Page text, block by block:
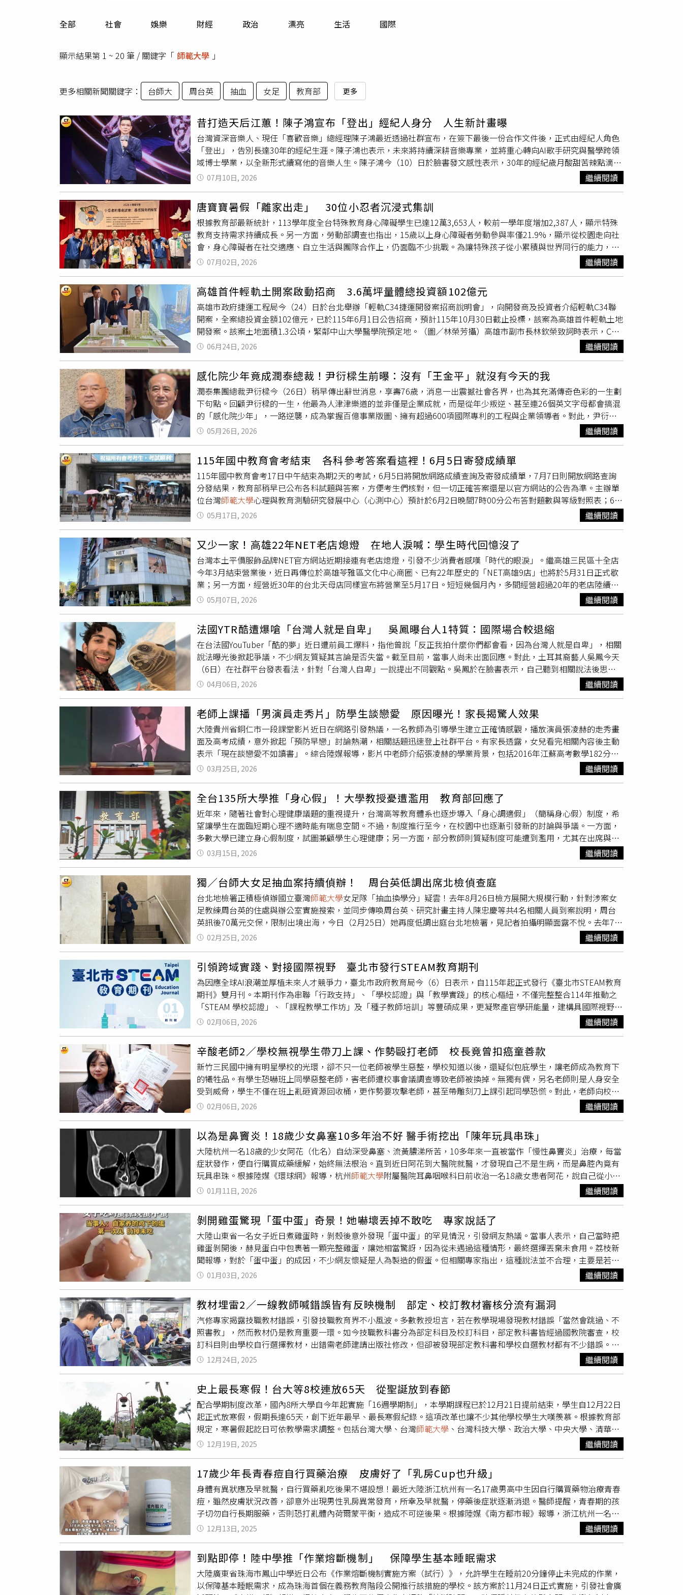
運勢
全部 社會 娛樂 財經 政治 漂亮 生活 國際
顯示結果第 1 ~ 20 筆 / 關鍵字「 師範大學 」
更多相關新聞關鍵字： 台師大 周台英 抽血 女足 教育部 更多
昔打造天后江蕙！陳子鴻宣布「登出」經紀人身分 人生新計畫曝
台灣資深音樂人、現任「喜歡音樂」總經理陳子鴻最近透過社群宣布，在簽下最後一份合作文件後，正式由經紀人角色
「登出」，告別長達30年的經紀生涯。陳子鴻也表示，未來將持續深耕音樂專業，並將重心轉向AI歌手研究與醫學跨領
域博士學業，以全新形式續寫他的音樂人生。陳子鴻今（10）日於臉書發文感性表示，30年的經紀歲月酸甜苦辣點滴在
心頭，最令他自豪的是，在複雜的演藝圈環境中，合作過上百位藝人，但從未與藝人、任何合作方發生過糾紛，更遑論
對簿公堂，自問對得起所有人。如今卸下重擔，陳子鴻坦言只想徹底遠離是非，全心投入自認有意義且對社會有幫助的
《中時新聞網》報導，陳子鴻接下來的人生計畫，展現對科技領域的濃厚興趣，透露目前正積極投入「AI歌手」領域的
研究；他認為人工智慧在音樂界的未來發展型態仍是未知數，現階段的「虛擬藝人」僅是邁向新時代的一小步，科技與
音樂結合仍有許多未知領域，還有更多可能性值得產業界深入探討與挖掘。除了前瞻科技探索，陳子鴻還跨足醫學界，
目前正就讀陽明交通大學跨領域醫學博士學程，準備專攻腦神經科學，研究「音樂治療」的實質應用；他表示，年輕時
做音樂是為了讓更多人聽見、帶來正面意義，如今到了全新的人生階段，他則轉而思考如何利用音樂專業幫助社會，期
盼透過科學實證讓音樂發揮關懷與療癒大眾的功效。雖然正式告別30年的經紀人職務，但陳子鴻強調自己依然是「喜歡
音樂」的總經理，並會繼續在台灣師範大學
授課。另外，陳子鴻堅定表示，不管做什麼都不會離開音樂，未來只要是跟
音樂相關、能發揮專業價值的事，自己絕不會缺席，將以「玩想玩的音樂，教想教的學生，讀想讀的書」為目標，繼續
以身為音樂人為榮。
07月10日, 2026 繼續閱讀
唐寶寶暑假「離家出走」 30位小忍者沉浸式集訓
根據教育部最新統計，113學年度全台特殊教育身心障礙學生已達12萬3,653人，較前一學年度增加2,387人，顯示特殊
教育支持需求持續成長。另一方面，勞動部調查也指出，15歲以上身心障礙者勞動參與率僅21.9%，顯示從校園走向社
會，身心障礙者在社交適應、自立生活與團隊合作上，仍面臨不少挑戰。為讓特殊孩子從小累積與世界同行的能力，唐
氏症基金會與唐氏症關愛者協會攜手國立臺灣
特殊教育學系，於7月2日至5日推出「小忍者的傳奇試煉：尋找
失落忍術」2026小唐夏令營，透過真實互動練習表達、團體合作與生活自理。夏令營跳脫傳統營隊模式，以深受孩子喜
愛的忍者故事為主軸，設計完整劇情。小忍者們必須完成「七彩煙霧彈大考驗」等多項任務，收集四大神器，喚醒失落
秘笈，拯救忍者村。不同於一般營隊著重娛樂安排，這場夏令營其實是一場「真實生活的模擬練習」。協會從過往服務
經驗中發現，對唐氏症者而言，「情境式學習」比單純口頭教導更有效。當孩子實際進入團隊、面對衝突、等待順序、
共同完成任務時，更能把學到的社交技巧延伸到未來生活中。本次營隊由55位台師大特教系學生擔任一對一輔導員，全
程陪伴學員生活、活動與安全照顧，並透過實際觀察與互動，學習如何提供適切支持；而中美嘉吉股份有限公司也長期
力挺「小唐夏令營」，今年再度挹注資源，陪伴孩子勇敢挑戰四天三夜外宿生活；蕙心國際同濟會持續關懷唐氏症家
庭，特別準備結業禮物，鼓勵孩子帶著自信迎接成長。唐氏症基金會董事長林正俠表示，有企業夥伴的支持，才能一起
為家庭撐起更穩固的守護網。唐氏症者需要的不只是被照顧，更需要被相信、被賦予參與社會的機會。只要社會願意提
供適合的支持，每一位孩子都能成為守護自己人生的勇敢忍者。唐氏症關愛者協會理事長林美智也指出，許多家長一年
365天幾乎沒有休息時間，這四天三夜的營隊，除了讓孩子增加多元的生活體驗，也成功扮演了「神隊友」的角色，讓
主要照顧者能暫時放下緊繃壓力，抒解家庭長期的照顧負荷。
07月02日, 2026 繼續閱讀
高雄首件輕軌土開案啟動招商 3.6萬坪量體總投資額102億元
高雄市政府捷運工程局今（24）日於台北舉辦「輕軌C34捷運開發案招商說明會」，向開發商及投資者介紹輕軌C34聯
開案，全案總投資金額102億元，已於115年6月1日公告招商，預計115年10月30日截止投標，該案為高雄首件輕軌土地
開發案。該案土地面積1.3公頃，緊鄰中山大學醫學院預定地。（圖／林榮芳攝）高雄市副市長林欽榮致詞時表示，C34
捷運開發案原本是國際商工舊址，退場後市府推動轉型開發，基地面積2.96公頃，位處高雄核心市區重要節點，南側1.3
公頃土地規劃為捷運聯合開發區，緊鄰北側1.47公頃中山大學醫學院預定地，預計117年動工，123年完工，每年將引進
有1,000個師生。林欽榮也特別提到，高雄輕軌曾於107年停頓不做，一直發展到114年共有1,333萬人次搭乘，使得高雄
市府近期積極加碼70多億元預算購置輕軌。以前高雄不做公辦都更或TOD案，但這些年大力招商引資，近5年高雄捷運
系統運量成長128%，捷運場站周邊成功招商11案，TOD軌道經濟投資金額近1,500億元，該案則為高雄首件輕軌土地開
發案。負責該案招商的仲量聯行董事總經理侯文信也表示，近年發展南方大矽谷核心高雄智慧科技城，吸引台積電、日
月光、華邦電、仁寶等多家高科技產業投資高雄，超過340家國內外企業進駐亞灣科技園區，高雄已連續4年蟬聯全國招
商王，促參類、民參類引資金額已破3400億元。高雄市捷運局局長吳嘉昌對此案也補充表示，本案除緊鄰輕軌C34站
等教育與醫療資源，區位條件優越，未來中
山大學醫學院進駐後，將進一步串聯醫療院所、長照產業及學術研究能量，形成完整的健康照護產業聚落，帶動產學研
合作與創新技術研發。本案土地面積1.3公頃，以全區整體開發為原則，亦得提出分期開發計畫，基地容積率630%，預
估可創造約3.6萬坪開發量體（不含停車空間），總投資金額約102億元。本案基地可規劃住宅、商辦、醫療服務、研發
空間及生活支援設施等多元機能，打造兼具工作、居住、教育與醫療服務的複合型智慧社區。
06月24日, 2026 繼續閱讀
感化院少年竟成潤泰總裁！尹衍樑生前曝：沒有「王金平」就沒有今天的我
潤泰集團總裁尹衍樑今（26日）稍早傳出辭世消息，享壽76歲，消息一出震撼社會各界，也為其充滿傳奇色彩的一生劃
下句點。回顧尹衍樑的一生，他最為人津津樂道的並非僅是企業成就，而是從年少叛逆、甚至連26個英文字母都會搞混
的「感化院少年」，一路逆襲，成為掌握百億事業版圖、擁有超過600項國際專利的工程與企業領導者。對此，尹衍樑
生前也曾透露，若沒有當年前立法院院長王金平的開導，就不會有後來的自己。據《民視新聞網》報導，尹衍樑青少年
時期極為叛逆，約14至16歲時便在台北街頭逞兇鬥狠。1964年10月14日，因父親長期管教無效，決定將他送往彰化
「進德中學」（現為彰化
校區）接受軍事化管訓。該校當時性質類似少年感化機構，專門收容行為偏差青少
年。據他生前回憶，他是當時全校第一個報到的學生，但第一晚就因在報到當天與同學衝突打架，被警察帶回派出所，
並遭皮帶鞭打懲戒，之後還成為校內第一個被處罰、甚至遭到禁閉的學生。在那段時期，他坦言自己學業很差，26個英
文字母都無法正確辨識，在師長眼中幾乎是「無可救藥」的邊緣少年。命運的轉折發生在感化院環境中，他遇見剛自師
大畢業、初任教職的數學老師王金平。國中三年級時，他因在校外打架受重傷，全身是血跑到王金平宿舍求助。對方並
未責罵或通報，而是先為他清理與包紮傷口，在照護過程中語重心長地提醒他「身體髮膚受之父母」，不應輕易傷害自
己。王金平當時也點出關鍵，直指他打架的動機其實是為了引起注意，並勸誡若能透過讀書與正當行為建立自我價值，
自然會獲得他人的尊重與認同，而非依靠暴力。這段談話深深觸動尹衍樑，加上他看到父親趕到時的痛心神情，讓他開
始徹底反思並決定改變人生方向。自此之後，王金平開始系統性地教導他新式數學，並要求他每日背誦3個英文單字。
在長期引導與自我努力下，尹衍樑逐步建立學術基礎，最終一路苦讀，後來報考政大博士班時，英文成績考出61分，遠
高於當年錄取平均約31分，並取得企業管理博士學位，成功逆轉人生。進入企業領域後，他將過去的衝勁轉化為工程與
研發動能，對土木工程展現高度熱情，主導研發包括「預鑄工法」與「一筆箍」等多項耐震專利技術，累積超過600項
國際專利。他也獲得俄羅斯工程院院士榮譽，成為首位獲此肯定的台灣人，並協助建構台積電晶圓廠等高精密廠房工
程，支撐台灣半導體產業發展。在企業布局方面，他先後創立大潤發體系，並入主南山人壽，逐步建立橫跨零售與金融
的商業版圖。2012年，他仿效諾貝爾獎精神創設唐獎，聚焦永續發展、生技醫藥等4大領域，旨在表彰對人類具有重大
貢獻的學者與研究者，進一步提升台灣在國際學術與文化領域的能見度。此外，他也以感念之心回饋師恩，以王金平名
義在彰化師範大學設立獎學金，延續當年改變他人生的教育力量。隨著集團進入二代接班階段，這位以強烈個性與工程
實力著稱的企業家雖已謝幕，但其從感化院少年一路走向國際工程與公益殿堂的歷程，仍被視為台灣企業史上極具代表
性的人生逆襲典範。
05月26日, 2026 繼續閱讀
115年國中教育會考結束 各科參考答案看這裡！6月5日寄發成績單
115年國中教育會考17日中午結束為期2天的考試，6月5日將開放網路成績查詢及寄發成績單，7月7日則開放網路查詢
分發結果，教育部稍早已公布各科試題與答案，方便考生們核對，但一切正確答案還是以官方網站的公告為準。主辦單
位台灣師範大學心理與教育測驗研究發展中心（心測中心）預計於6月2日晚間7時00分公布答對題數與等級對照表；6月
5日開放網路成績查詢及寄發成績單，6月7日至8日開放申請成績複查。教育部也說明，如對試題有疑義，請於115年5月
師範大學心理
與教育測驗研究發展中心」辦理，所有疑義申請結果預計將在5月22日公布。國中教育會考的目的是檢測國中3年的學習
成果，難易度為「難易適中」，並屬標準參照測驗，每一科目成績分為「精熟」、「基礎」及「待加強」3個等級，藉
由各科成績等級減少來達到適度減低考試壓力的目的；透過標準參照的作法達到學力監控與提供具體學力訊息的目標。
教育部公布115年國中會考各科參考答案。（圖／教育部）教育部公布115年國中會考各科參考答案。（圖／教育部）
05月17日, 2026 繼續閱讀
又少一家！高雄22年NET老店熄燈 在地人淚喊：學生時代回憶沒了
台灣本土平價服飾品牌NET官方網站近期接連有老店熄燈，引發不少消費者感嘆「時代的眼淚」。繼高雄三民區十全店
今年3月結束營業後，近日再傳位於高雄苓雅區文化中心商圈、已有22年歷史的「NET高雄9店」也將於5月31日正式歇
業；另一方面，經營近30年的台北天母店同樣宣布將營業至5月17日。短短幾個月內，多間經營超過20年的老店陸續熄
燈，也讓不少老顧客直呼，「從小逛到大的NET真的一間間消失了。」位於高雄文化中心附近、鄰近高雄
師範大學的
NET高雄9店，自2004年開業至今，已陪伴在地居民超過22年。近期有民眾發現，店門口悄悄貼出公告，寫著「本店營
業至5月31日」，並提醒消費者未來可轉往大順店、十二店與十五店購物。消息曝光後立刻在網路掀起討論，一名網友
就在Threads發文驚呼，「苓雅區廣州街這間NET，在我家附近超過20年了耶！」許多高雄在地人也紛紛留言表示，
「這間歷史超久了」、「學生時代超常逛」、「文化中心商圈又少一家店了」、「今天路過看到公告真的嚇到」。還有
人提到，高雄9店生意其實一直不差，「這家明明很多人逛，怎麼會收掉」、「二樓童裝區很齊全，我常常帶小孩去
買」。也有附近居民感嘆，「這幾年附近賣衣服的店真的關掉很多」、「文化中心真的慢慢沒落了」。針對高雄9店歇
業原因，店員透露主因是租約到期。不過，房仲與零售業界人士分析，除了租約因素外，也與NET近年調整展店策略有
關。由於高雄9店與十全店都屬於較小坪數的舊型門市，已不符合品牌近年主打的大空間與寬敞陳列方向，因此品牌正
逐步汰換部分小坪數店面，將資源集中到大型新型態門市。事實上，今年3月位於高醫附近、地處高雄三民區精華地段
的NET十全店才剛熄燈，當時就讓不少民眾相當錯愕。另外，經營約30年的NET天母店日前也公告，因租約到期，將營
業至5月17日，並同步推出「Bye Bye Sale」出清活動。如今高雄9店宣布歇業，加上台北天母店同步準備熄燈，更讓許
多忠實顧客開始關注NET近年的展店變化。
05月07日, 2026 繼續閱讀
法國YTR酷遭爆嗆「台灣人就是自卑」 吳鳳曝台人1特質：國際場合較退縮
在台法國YouTuber「酷的夢」近日遭前員工爆料，指他曾說「反正我拍什麼你們都會看，因為台灣人就是自卑」，相關
說法曝光後掀起爭議，不少網友質疑其言論是否失當。截至目前，當事人尚未出面回應。對此，土耳其裔藝人吳鳳今天
（6日）在社群平台發表看法，針對「台灣人自卑」一說提出不同觀點。吳鳳於在臉書表示，自己聽到相關說法後思考
許久，並提到英文「Self-abasement」意指不斷貶低自己、認為不如他人，但這樣的形容並不貼切，依自身長期在台觀
察，台灣人並非自卑，而是展現出深受亞洲文化影響的謙虛特質，「謙虛是一種美德」，也是他欣賞台灣的重要原因之
吳鳳也分享，自己過去常鼓勵學生勇於表達，不要因謙虛而忽略自身實力，自信是邁向成功的重要基礎，也呼籲年輕世
代應更加肯定自己。此外，吳鳳透露，自己走訪世界多國後，認為台灣人是相當溫柔且和平的群體之一，具有獨特優
勢。他呼籲大眾不要過度在意外界評價，而應建立自信，「對自己、對這片土地更有信心」。相關發言也獲得不少網友
認同與支持。
04月06日, 2026 繼續閱讀
老師上課播「男演員走秀片」防學生談戀愛 原因曝光！家長揭驚人效果
大陸貴州省銅仁市一段課堂影片近日在網路引發熱議，一名教師為引導學生建立正確情感觀，播放演員張凌赫的走秀畫
面及高考成績，意外掀起「預防早戀」討論熱潮，相關話題迅速登上社群平台。有家長透露，女兒看完相關內容後主動
表示「現在談戀愛不如讀書」。綜合陸媒報導，影片中老師介紹張凌赫的學業背景，包括2016年江蘇高考數學182分、
總分378分，並以優異成績錄取南京
電氣工程相關科系。搭配其190公分身高與外型條件，被網友形容為「顏值
與實力兼具的頂配代表」，甚至戲稱「看完他，身邊同齡男生都變兄弟」，形成另類「防早戀教材」。隨著事件發酵，
不少網友與教育界人士開始從教學角度解讀這種做法。有觀點認為，與其單純禁止學生早戀，不如透過提升審美與價值
判斷，引導學生認識「真正吸引力」來自實力與努力。張凌赫兼具學業與演藝表現的形象，正好成為具體參照，有助於
學生建立更理性的情感觀。部分教師也分享，已嘗試類似方式進行引導，透過展示具備正面形象與努力背景的偶像，讓
學生將青春期的好感轉化為學習動力。一名家長表示，女兒看完相關內容後主動表示「現在談戀愛不如讀書」，顯示此
類引導在部分學生身上確實產生效果。分析指出，張凌赫的案例之所以引發共鳴，在於其同時具備「學霸」與「明星」
雙重身份，打破過去對外貌與實力難以兼得的刻板印象，也讓學生更直觀理解，長期吸引力來自內在能力與持續努力，
而非短暫外在條件。這起從校園延伸至網路的討論，也反映教育現場的新嘗試。相較傳統禁止式管理，透過具象榜樣進
行引導，被視為更柔性且具效果的方式。有觀點認為，面對青少年情感發展，與其壓制，不如提供正向目標與價值方
向，讓學生在認同與模仿中，找到更健康的成長路徑。
03月25日, 2026 繼續閱讀
全台135所大學推「身心假」！大學教授憂遭濫用 教育部回應了
近年來，隨著社會對心理健康議題的重視提升，台灣高等教育體系也逐步導入「身心調適假」（簡稱身心假）制度，希
望讓學生在面臨短期心理不適時能有喘息空間。不過，制度推行至今，在校園中也逐漸引發新的討論與爭議。一方面，
多數大學已建立身心假制度，試圖兼顧學生心理健康；另一方面，部分教師則質疑制度可能遭到濫用，尤其在出席與成
績評量方面，缺乏統一規範也讓教師與學生之間出現不同看法。據《ETtoday新聞雲》報導，教育部統計顯示，台灣自
111學年度起開始推動身心調適假制度，最初由11所大學率先試行。這項措施的初衷，是希望在學生面臨短期心理壓力
注，各校推動意願也隨之提升。截至114學年度上學期為止，全台已有135所公私立大專校院實施身心調適假制度，占所
有大專校院比例超過9成，其餘學校也仍在研議相關措施。在多數大學的制度設計中，身心假通常每學期可申請約3至5
天，並以半天或1天為單位計算，學生申請時通常不需附上醫療或心理相關證明。這樣的設計主要是希望降低學生求助
門檻，讓心理不適能被更早察覺與調適，而不必等到問題嚴重化才尋求協助。然而，在實際運作過程中，部分大學教師
也開始提出疑慮。有國立大學教授反映，身心假在部分情況下似乎被少數學生當成逃避上課的理由。例如，有些學生平
時不點名時很少出現在課堂上，但若教師點名後發現缺席，學生便在事後補請身心假。這樣的情況讓部分教師感到困
擾，認為制度的初衷可能被扭曲。該名教授指出，在多數大學課程中，出席率通常會占總成績約1到2成，因此學生缺席
是否扣分，往往直接影響最終成績。但目前教育部並未針對「請身心假是否應扣除出席成績」訂定統一規範，使得教師
在評分時缺乏明確依據。一些教師擔心，如果將身心假列入扣分，學生可能會認為教師對心理健康議題缺乏理解，甚至
在教師評鑑時給予較低評價；但若完全不扣分，則可能對那些長期認真出席的學生形成不公平。教育部則表示，根據
113年2月5日公布的「大專校院身心調適假參考指引」，各大專校院是在「大學自治」原則下設置身心調適假制度，並
以學生最佳利益為主要考量。因此，課程成績評定仍屬於大學自主範疇，是否將缺席列入扣分、如何計算出席成績，都
由各校或授課教師自行決定。教育部也強調，學校在設置身心假制度時，應與校內相關利害關係人充分溝通，並經過校
內會議與法制作業後再正式實施。從各大學的實際運作情況來看，不同學校之間的申請情況也有所差異。例如台灣大學
自112學年度第1學期正式推動身心假制度以來，校方統計顯示，每學期平均約有1537.4人次申請身心假，平均每月約
384.35人次。台大表示，若學生第2次申請身心假，或累計請假達2天以上，校內請假系統會自動通知學務處學輔中心與
心輔中心，相關單位會主動寄送關懷信並邀請學生晤談，依照學生需求提供心理諮詢或轉介相關資源。同時，系統也會
通知學生導師，以便進一步關懷與了解學生狀況。對於身心假是否與課程成績直接掛鉤，台大方面表示，目前校內請假
辦法僅規範請假程序，並未涉及成績計算。至於課程成績評量標準，則由各授課教師依教學需求自行訂定。校方認為，
這樣的做法能在尊重教師教學自主的同時，也兼顧學生的身心健康需求。政治大學則提供另1組數據作為觀察。根據校
方統計，在114學年度上學期，共有484名學生申請身心假，累計705人次，占全校學生比例約2.7%。至於請身心假是否
影響課程成績，同樣由各授課教師自行決定。在學生觀點方面，部分學生代表則呼籲教師能對學生的身心狀況抱持更多
理解。台灣師範大學學生會會長黃莨騰表示，據他了解，目前多數大學確實都是授權教師自行決定是否將缺席納入成績
計算，而且許多教師會在學期初的課程大綱說明中，提前告知學生相關規定。例如，有些老師規定不論請心理假或病假
都會扣分，但扣分標準不同，例如心理假扣0.5分，事假扣1分；也有教師採取另一種方式，規定學生缺席次數不得超過
一定上限，例如6次，一旦超過便開始扣分。黃莨騰認為，在制度運作的同時，也希望教師能盡量相信學生，理解心理
健康問題有時並不容易被外界看見。他指出，學生缺課不一定代表懶惰，也可能真的正處於心理壓力或情緒低潮之中，
因此希望教師在評價學生時，不要僅因缺課就貼上「不認真」或「懶惰」的標籤。除了大學之外，目前高中階段也逐步
導入身心調適假制度，因此外界也開始關心，未來是否會進一步擴展至國中與國小。對此，教育部表示，國教署目前正
參考高中推動身心假的經驗，持續與地方政府、國中小校長、教師以及家長團體代表等進行溝通並蒐集意見。未來仍需
在各界逐步凝聚共識後，再審慎評估相關配套措施的可行性，才會進一步研議推動方式。整體而言，身心調適假制度的
推動，反映出台灣教育體系逐漸重視學生心理健康的趨勢。然而，在制度理念與實際運作之間，仍存在教師評分權限、
學生請假規範以及公平性等多方面的討論。如何在維護學生心理健康、尊重教師教學自主與確保學習公平之間取得平
衡，也將是未來教育政策與校園治理持續面對的重要課題。
03月15日, 2026 繼續閱讀
獨／台師大女足抽血案持續偵辦！ 周台英低調出席北檢偵查庭
台北地檢署正積極偵辦國立臺灣師範大學女足隊「抽血換學分」疑雲！去年8月26日檢方展開大規模行動，針對涉案女
足教練周台英的住處與辦公室實施搜索，並同步傳喚周台英、研究計畫主持人陳忠慶等共4名相關人員到案說明，周台
英訊後70萬元交保，限制出境出海，今日（2月25日）她再度低調出庭台北地檢署，見記者拍攝明顯面露不悅。去年7月
15日師大學生簡奇陞在立委陪同下召開記者會，揭露女足教練周台英竟逼迫女足隊員長期接受抽血協助完成計畫，這也
導致許多球員敢怒卻不敢言。據了解，球員們遭到教練周台英脅迫抽血，整個寒、暑假連續14天，估計每天抽3次，一
次3到5 CC不等，有時是10 CC。且只要球員不配合，就會採用學分以及退學當作威脅手段。而這項計畫，於2023年開始
執行，由國家科學及技術委員會所補助，計畫名為「建構新世代精準女性足球運動生心理、傷害及表現的智慧感測與衡
鑑平台-建構新世代精準女性足球運動生心理、傷害及表現的智慧感測與衡鑑平台」。整個研究期程共分3期，第1期為台
師大體育與運動科學系教授陳慶忠主持，第2、3期計畫則由中央大學認知神經科學研究所所長阮啟弘主持，3項計畫各
獲得國科會904萬元、889萬5千元、900萬元，補助多達2693萬餘元。案發以後，台師大也於去年7月22日召開教評會
並決議解聘周台英，而足協也在7月23日發布聲明表示，周台英因為霸凌運動員，導致其身心受害，因此註銷其教練
證，並終生禁止其申請教練資格檢定。台北地檢署先前也將周台英列為被告，並指揮台北市調處於7月約談4名曾參與計
畫的學生、周台英以及陳忠慶，而周台英也在訊後以70萬元交保，限制出境出海。
02月25日, 2026 繼續閱讀
引領跨域實踐、對接國際視野 臺北市發行STEAM教育期刊
為因應全球AI浪潮並厚植未來人才競爭力，臺北市政府教育局今（6）日表示，自115年起正式發行《臺北市STEAM教育
期刊》雙月刊。本期刊作為串聯「行政支持」、「學校認證」與「教學實踐」的核心樞紐，不僅完整整合114年推動之
「STEAM 學校認證」、「課程教學工作坊」及「種子教師培訓」等豐碩成果，更凝聚產官學研能量，建構具國際視野的
STEAM教育知識庫，深化臺北科技教育的全方位影響力 。教育局指出，臺北市的STEAM教育政策核心不僅在於科技工具
的運用，更在於培養學生的「跨域思維」與「設計創新」能力。首刊邀集產學研各界專家、校長及教師撰稿，共收錄4
篇專文，建構從在地實踐到全球趨勢的交流橋樑。此次期刊透過邀請國立臺灣
張玉山教授擔任主編，並納入大
學端的轉化經驗、學校的實務路徑以及日本奈良教育大學的國際趨勢觀察，以落實「產官學研協力」，讓理論與實務能
產生深度對話。教育局強調，「臺北市STEAM教育期刊」的發行，不僅是施政方針與行政重點的傳遞，更是協助學校精
準掌握政策走向，建構「臺北市STEAM教育知識庫」的核心平臺。透過此平台，將有效增進校際間的專業對話與創新交
流，在提升學生參與度與家長認同感的同時，同步開拓師生教育視野，厚植師生全球接軌實力。最終目標是引領臺北學
子在AI浪潮中精進科技素養，將其轉化為成就未來的無限動能。另教育局指出，近日正式公告114學年度「STEAM學校
認證」核定結果，並於臺北市114學年度第2學期「公私立國民小學校長會議」及「公私立中等學校校長會議」隆重頒發
認證獎牌。本次認證成果斐然，「STEAM認證學校」由日新國民小學及仁愛國民中學獲獎，各校連續3學年總計可獲得
160萬元補助，「STEAM預備學校」則由臺北市立大學附設實驗國民小學、長安國民小學、福德國民小學、西園國民小
學、溪口國民小學、西湖國民小學、芳和實驗中學及民權國中獲獎，各校可獲得30萬元補助。教育局續指，藉由STEAM
認證，鼓勵校方依據自身特色發展跨領域課程。這項認證制度與期刊知識庫相輔相成，由校長帶領行政團隊與教師專業
社群，共同建構出具備「永續競爭力」的校園文化。透過頒發認證獎牌，教育局不僅表彰學校的努力，更期許建立起校
際間的典範學習網絡，讓臺北市成為具備國際視野的教育創新基地。教育局表示，「臺北市STEAM教育期刊」電子書目
前已正式上架，亦公告於臺北科技教育網（網址: https://techpro.tp.edu.tw/ )，提供民眾參閱運用。
02月06日, 2026 繼續閱讀
辛酸老師2／學校無視學生帶刀上課、作勢毆打老師 校長竟曾扣癌童善款
新竹三民國中擁有明星學校的光環，卻不只一位老師被學生惡整，學校知道以後，還疑似包庇學生，讓老師成為教育下
的犧牲品。有學生恐嚇班上同學惡整老師，害老師遭校事會議調查導致老師被換掉。無獨有偶，另名老師則是人身安全
受到威脅，學生不僅在班上亂砸資源回收桶，更作勢要攻擊老師，甚至帶雕刻刀上課引起同學恐慌。對此，老師向校方
反應後，學校態度消極，老師有如在名為教育的荒島上，不斷尋找生存的方式。小花（化名）向記者表示，另名也任職
於三民國中的導師，因為管教班上的學生，卻遭到對方記恨，開始在班級上大鬧，不僅讓同學的上課品質備受影響，甚
老師感到委屈的是，後來這位「鬧事學生」的行為更加偏激，不僅會在班上把資源回收全部倒在地上，還一臉嘻皮笑臉
的樣子看著老師，疑似故意激怒老師。甚至還在課堂上拿著東西胡亂敲打桌子，發出噪音打擾老師上課，當老師出言管
教時，他甚至還衝向老師作勢要攻擊。更誇張的是，這名學生有次在班上亂砸東西時，手裡還拿著雕刻刀，原本老師並
不知道這件事情，但家長透過學生得知此事後，便來訊關心老師，老師才驚覺自己的人身安全已經受到威脅。令人心寒
的是，這位老師並非沒有向學校求助過，他曾向學校反應，並表示願意改當國一班級的導師，希望可以擺脫充滿危險的
原班級，但卻被學務處在公文系統上已讀不回。小花向記者說，三民國中校方在這類事情發生以後均無積極作為，也沒
提供家長和老師溝通的平台等。她說若學校希望教學穩定，那就不應該在沒有和家長溝通的狀況下把老師換掉，或是在
收到家長反應班上有學生行為不當時，卻不積極處理。小花坦言「其實這樣被剝奪的，是孩子的受教權」。新竹三民國
中校長丁淑觀（右二）擁有台師大工業教育博士學位，更榮獲112年資深優良教師獎。（圖／翻攝教育部良師興國官
網）發生本案的新竹三民國中，校長為畢業國立台灣師範大學 工業教育研究所博士班的丁淑觀，她曾兩度借調至新竹市
教育局，因此除有優良的學歷外，也熟稔教育圈裡的行政程序。優秀的丁淑觀，過去任職於新竹市培英國中校長。期間
完成學生請願成立管樂團、弦樂團、舞蹈團，皆為全國特優常勝軍，體育各項競賽囊括新竹市第一，沒想到如今卻捲入
校園爭議。新竹市議員田雅芳2023年曾劍指丁淑觀，質詢時提到其過去曾隱匿三民國中內出現霸凌情形，以及扣留癌症
病童善款。（圖／翻攝自新竹市議會Youtube頻道）不過，這也並非丁淑觀首次惹出風波，2023年新竹市議員田雅芳也
曾在質詢台上劍指丁淑觀，提到其過去曾隱匿三民國中內出現霸凌情形，最後因為學校與教育處均未積極處理，導致家
長提告至少年法庭，且霸凌者也被判有罪。除此之外，田雅芳也挖出，過去丁淑觀任職於培英國中校長期間，有位學生
因為得肝癌，家裡卻沒錢醫治，後續學校幫其找來社會人士募款後，學校卻扣留這筆善款，導致學生根本無法使用，讓
不忍母親辛苦的學生向媽媽說要放棄治療，最終該名學生也不幸過世。本刊致電新竹三民國中校長室詢問相關回應，校
長丁淑觀對於記者詢問有關2位老師遭遇的困境，以及田雅芳的指控時，丁淑觀回答這些指控她完全沒有聽過，不知道
要怎麼回答，「不然有問題的話要不要直接到校長室聊」，說完以後直接掛電話。
02月06日, 2026 繼續閱讀
以為是鼻竇炎！18歲少女鼻塞10多年治不好 醫手術挖出「陳年玩具串珠」
大陸杭州一名18歲的少女阿花（化名）自幼深受鼻塞、流黃膿涕所苦，10多年來一直被當作「慢性鼻竇炎」治療，每當
症狀發作，便自行購買成藥緩解，始終無法根治。直到近日阿花到大醫院就醫，才發現自己不是生病，而是鼻腔內竟有
玩具串珠。根據陸媒《環球網》報導，杭州師範大學附屬醫院耳鼻咽喉科日前收治一名18歲女患者阿花，說自己從小到
大受慢性鼻竇炎所苦，日常生活動不動就鼻塞或流膿涕；在主治醫師診療過程中，透過前鼻鏡卻察覺異樣，進一步改用
鼻內鏡觀察，發現阿花的鼻腔深處嵌有可疑異物。隨後經過電腦斷層（CT）檢查證實，一個邊界清晰的球狀物體已在阿
花鼻腔內「安家落戶」多年，由於異物滯留時間過久，已與周邊組織嚴重嵌頓，並形成堅硬的鼻石。最終院方安排全麻
手術，醫療團隊先將阿花鼻腔內的結石擊碎後才分塊取出，剝離結石後，確認該異物是一顆紅色的中空圓形串珠，推測
為手鍊上的飾品。阿花對此結果感到震驚，稱完全不記得何時將珠子塞入鼻內。醫師分析，這極可能是她在幼兒時期因
好奇誤塞，加上患者性格內向文靜，發生意外後不敢告知父母，才讓這顆異物在體內藏了10多年。對此，醫師提醒，2
至5歲幼兒是鼻腔異物的高風險群，若家長發現孩子出現單側鼻塞、流膿涕、鼻涕帶血或鼻腔散發難聞臭味，應高度警
覺，切勿自行使用鑷子或棉籤掏取，以免將異物推入氣管引發窒息，應立即尋求專業耳鼻喉科醫師協助。除此之外，醫
師同時呼籲，家長平時應妥善收納鈕扣電池、磁力珠、小零件等物品，並在孩童玩耍時加強看護與教育。更重要的是建
立良好的家庭溝通氛圍，讓孩子在不慎犯錯或身體不適時，願意第一時間向家長求助，避免因恐懼責備而隱瞞傷情，導
致長年的身體病痛。
01月11日, 2026 繼續閱讀
剝開雞蛋驚現「蛋中蛋」奇景！她嚇壞丟掉不敢吃 專家說話了
大陸山東省一名女子近日煮雞蛋時，剝殼後意外發現「蛋中蛋」的罕見情況，引發網友熱議。當事人表示，自己當時把
雞蛋剝開後，赫見蛋白中包裹著一顆完整雞蛋，讓她相當驚訝，因為從未遇過這種情形，最終選擇丟棄未食用。荔枝新
聞報導，對於「蛋中蛋」的成因，不少網友懷疑是人為製造的假蛋。但相關專家指出，這種說法並不合理，主要是若以
人工方式製作蛋中蛋，不僅成本高昂，製作工藝也相當複雜，對業者而言並不划算，因此幾乎不具可行性。目前較被接
受的解釋認為，「蛋中蛋」屬於母雞產蛋過程中的偶發現象。當母雞在蛋殼形成階段受到外界刺激，可能導致輸卵管出
現反向蠕動，使原本即將產出的雞蛋返回輸卵管上部，再被新的蛋白包覆，之後重新形成蛋殼並排出體外，於是出現蛋
中包蛋的情況。據了解，此類現象發生機率極低，但在龐大的養雞數量基礎下仍有可能出現，也不代表母雞健康出現異
常。阜陽師範大學生物與食品工程學院教授崔亞東指出，蛋中蛋內部的雞蛋形態通常正常，只要保存與烹調得當，民眾
可安心食用。
01月03日, 2026 繼續閱讀
教材埋雷2／一線教師喊錯誤皆有反映機制 部定、校訂教材審核分流有漏洞
汽修專家揭露技職教材錯誤，引發技職教育界不小風波。多數教授坦言，若在教學現場發現教材錯誤「當然會跳過、不
照書教」，然而教材仍是教育重要一環。如今技職教科書分為部定科目及校訂科目，部定教科書皆經過國教院審查，校
訂科目則由學校自行選擇教材，出錯需老師建請出版社修改，但卻被發現部定教科書和學校自選教材都有不少錯誤。汽
修領域專家楊江山指出，技職汽修科教科書幾乎每版本都有多處錯誤，嚴重者可能導致起火、爆炸等重大安全風險，卻
意外掀起部分技職教育界的反彈聲浪。有一線技職老師就說道，實際教學時若發現錯誤，教師多半會在現場自行修正或
書。原來，自95暫行綱要時，技術型高中專業群科便開放近五成課程作為校訂課程，由學校依發展特色自行規劃。此制
度原意在於賦予學校彈性，讓教師能在政府規定的核心科目之外，補充學生應具備的專業能力與實務技能。以108課綱
為例，部定專業科目包括應用力學、機件原理、引擎原理、底盤原理、基本電學，部定實習科目包括機械工作法及實
習、機電製圖實習、引擎實習、底盤實習、電工電子實習及電系實習；而校訂科目則視各學校選定後請教育部做科目審
定，教材由學校教師自行選擇。可檢視楊江山所提供的錯誤教材，仍包括「引擎原理」、「電系實習」等教科書。國立
技職教育中心主任廖興國認為，校訂課程旨在賦予學校更大教學彈性，許多教師會視產業所需專業能力自
行編寫教材，書本僅作參考。圖中為教育部長鄭英耀。（圖／報系資料照）對此，國立彰化
廖興國指出，自民國95年實施暫綱、開放學校自主選書以來，政策用意即在賦予教師更大教學彈性，讓教師可依學生實
際需求與應具備的專業能力，自行選擇合適教材進行教學。在此制度下，出版社出版的教科書僅具參考性質，不少教師
也會自行編寫或補充教材。至於教材出現錯誤，現行體制亦設有修正與反映管道；若凡事再交由國教院重新審查，恐形
同「走回頭路」，回到過去由部定教材主導的時代，反而限縮教學自主空間。自教育部95暫行課綱起，技術型高中「校
定科目」即由各校課程發展組織自訂，以貼近產業發展現況與未來發展趨勢。圖中為教育部長鄭英耀。（圖／報系資料
照）台中市一所高工汽修科主任說，「教科書寫錯多少都會有」，只要教師在第一時間即予以更正，對教學影響有限；
不過他也強調，學校在選用教材時本就負有把關責任，應審慎檢視教材內容，避免將錯誤直接帶入教學現場。全教總高
中職委員會主委巫彰玫則指出，針對部定及校訂教材出錯，皆有相對機制作反應，不過學校在選訂教材上也應更嚴謹，
確保學生求知權。然而，在教材分散、審核權責不一的制度下，若錯誤僅在教學現場被「跳過」或指出再作修正，未能
系統性檢討與回收修訂，使仍有安全疑慮的教材持續流通，也成為技職教育中難以被正視的隱形風險。對此，國教院表
12月24日, 2025 繼續閱讀
史上最長寒假！台大等8校連放65天 從聖誕放到春節
配合學期制度改革，國內8所大學自今年起實施「16週學期制」，本學期課程已於12月21日提前結束，學生自12月22日
起正式放寒假，假期長達65天，創下近年最早、最長寒假紀錄。這項改革也讓不少其他學校學生大嘆羨慕。根據教育部
規定，寒暑假起訖日可依教學需求調整。包括台灣大學、台灣師範大學 、台灣科技大學、政治大學、中央大學、清華大
學、陽明交通大學與屏東大學等八所學校，自2022年起逐步推動學期制度改革，將原本18週課程精簡為16週。2025學
年度第一學期自9月1日開學後，課程於12月21日結束，12月22日起學生放寒假，連同農曆春節與寒假合併至明年2月23
日返校，總計放假達65天，甚至超過中小學暑假長度。教育部表示，為因應多元教學與校務彈性發展，今年7月17日已
修正發布「各級學校學生學年學期假期辦法」，明定大專校院可因教學安排調整寒暑假時間，只要經校內行政會議通過
即可實施。教育部亦於10月30日與11月27日召開諮詢會議，與各校討論修法細節與推動策略，並鼓勵各校善用假期資
源。針對長假安排，教育部建議各校可透過實習、跨校選課、學生交換、彈性課程及學術研究等方式充實學生假期生
活，達到學習不中斷、學習方式更多元的目的。對於提前放寒假的學生而言，除能提前迎接聖誕與跨年假期，也能提前
規劃旅遊、考證、打工等活動，提升時間運用效率。
12月19日, 2025 繼續閱讀
17歲少年長青春痘自行買藥治療 皮膚好了「乳房Cup也升級」
身體有異狀應及早就醫，自行買藥亂吃後果不堪設想！最近大陸浙江杭州有一名17歲男高中生因自行購買藥物治療青春
痘，雖然皮膚狀況改善，卻意外出現男性乳房異常發育，所幸及早就醫，停藥後症狀逐漸消退。醫師提醒，青春期的孩
子切勿自行長期服藥，否則恐打亂體內荷爾蒙平衡，造成不可逆後果。根據陸媒《南方都市報》報導，浙江杭州一名17
歲少年阿強（化名）因青春痘問題曾就醫，醫師開立「螺內酯片」治療，服用後確實改善痘痘情況。然而藥物用完後痘
痘復發，阿強嫌回診麻煩，便自行到藥房購買同類藥物持續服用，長時間下來已吃了7、8瓶。數個月後，阿強發現左側
醫院就醫，醫師檢查後排除肝臟等疾病，進一步追問用藥史，才確認為藥物引起的男性乳房發育。醫師指出，螺內酯原
本是利尿劑，因具抗雄激素作用，常被用於治療與雄激素旺盛相關的痤瘡，但男性若長期服用，可能破壞體內荷爾蒙平
衡，使雌激素相對增強，進而刺激乳腺組織發育。在確認病因後，醫師要求阿強立刻停藥，並安排後續追蹤。過了兩個
12月13日, 2025 繼續閱讀
到點即停！陸中學推「作業熔斷機制」 保障學生基本睡眠需求
大陸廣東省珠海市鳳山中學近日公布《作業熔斷機制實施方案（試行）》，允許學生在睡前20分鐘停止未完成的作業，
以保障基本睡眠需求，成為珠海首個在義務教育階段公開推行該措施的學校。該方案於11月24日正式實施，引發社會廣